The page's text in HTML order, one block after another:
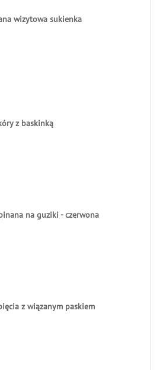
wizytowa sukienka
z baskinką
na guziki - czerwona
z wiązanym paskiem